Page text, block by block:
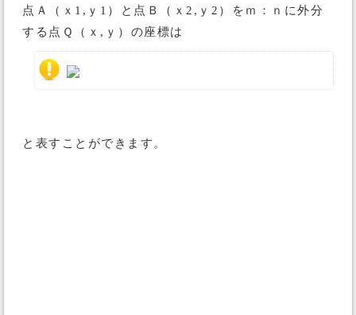
点Ａ（ｘ1,ｙ1）と点Ｂ（ｘ2,ｙ2）をｍ：ｎに外分
する点Ｑ（ｘ,ｙ）の座標は
と表すことができます。